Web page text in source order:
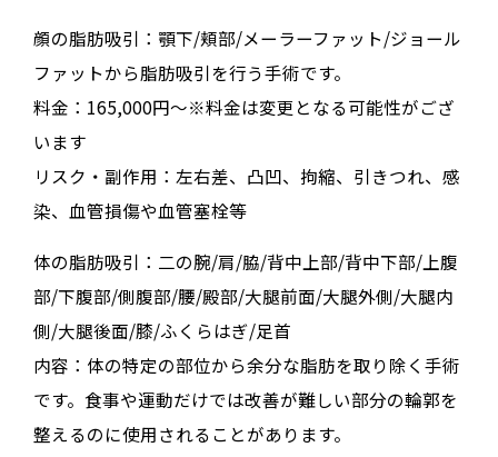
顔の脂肪吸引：顎下/頬部/メーラーファット/ジョール
ファットから脂肪吸引を行う手術です。
料金：165,000円～※料金は変更となる可能性がござ
います
リスク・副作用：左右差、凸凹、拘縮、引きつれ、感
染、血管損傷や血管塞栓等
体の脂肪吸引：二の腕/肩/脇/背中上部/背中下部/上腹
部/下腹部/側腹部/腰/殿部/大腿前面/大腿外側/大腿内
側/大腿後面/膝/ふくらはぎ/足首
内容：体の特定の部位から余分な脂肪を取り除く手術
です。食事や運動だけでは改善が難しい部分の輪郭を
整えるのに使用されることがあります。